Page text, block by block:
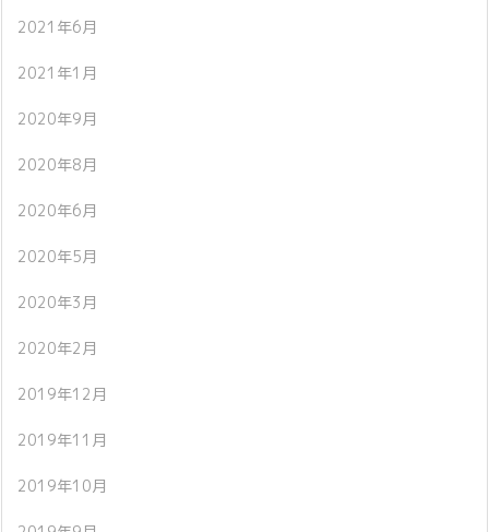
2021年6月
2021年1月
2020年9月
2020年8月
2020年6月
2020年5月
2020年3月
2020年2月
2019年12月
2019年11月
2019年10月